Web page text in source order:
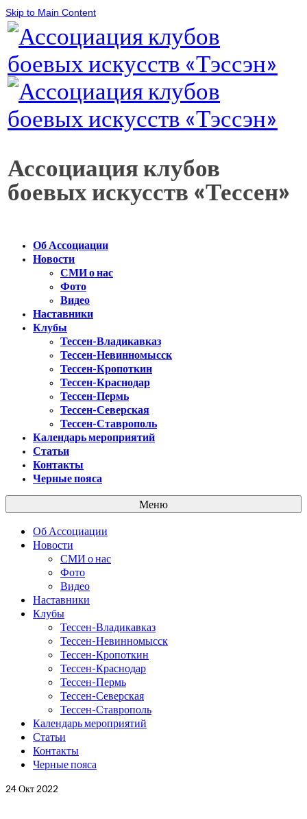
Skip to Main Content
Ассоциация клубов
боевых искусств «Тессен»
Об Ассоциации
Новости
СМИ о нас
Фото
Видео
Наставники
Клубы
Тессен-Владикавказ
Тессен-Невинномысск
Тессен-Кропоткин
Тессен-Краснодар
Тессен-Пермь
Тессен-Северская
Тессен-Ставрополь
Календарь мероприятий
Статьи
Контакты
Черные пояса
Меню
Об Ассоциации
Новости
СМИ о нас
Фото
Видео
Наставники
Клубы
Тессен-Владикавказ
Тессен-Невинномысск
Тессен-Кропоткин
Тессен-Краснодар
Тессен-Пермь
Тессен-Северская
Тессен-Ставрополь
Календарь мероприятий
Статьи
Контакты
Черные пояса
24Окт 2022